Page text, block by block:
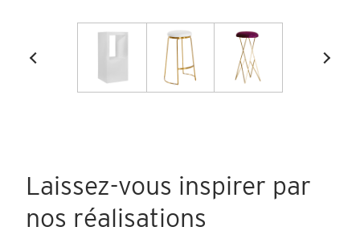
Laissez-vous inspirer par
nos réalisations